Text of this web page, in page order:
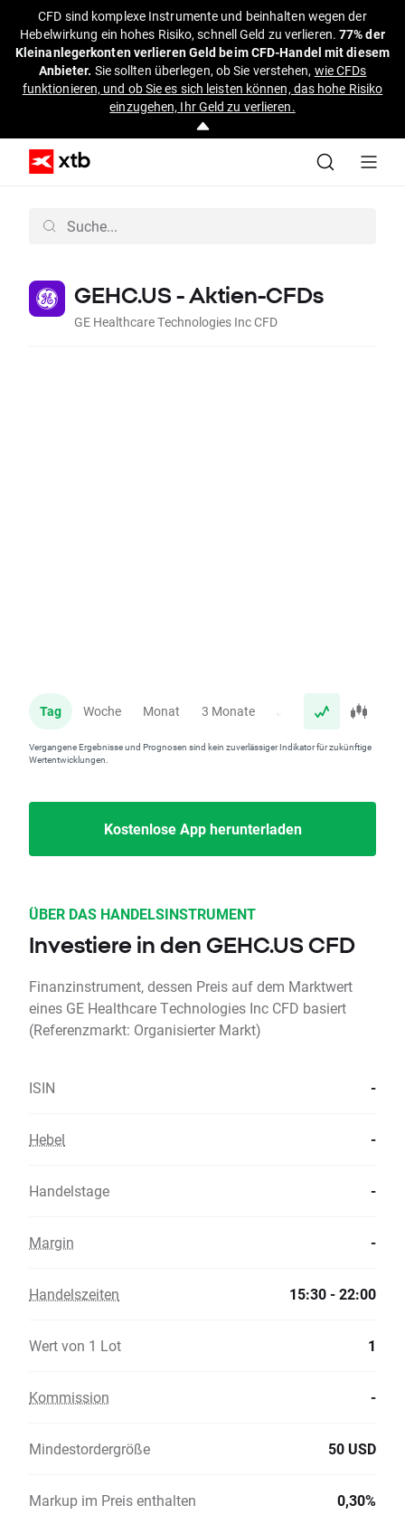
CFD sind komplexe Instrumente und beinhalten wegen der
Hebelwirkung ein hohes Risiko, schnell Geld zu verlieren.77% der
Kleinanlegerkonten verlieren Geld beim CFD-Handel mit diesem
Anbieter. Sie sollten überlegen, ob Sie verstehen, wie CFDs
funktionieren, und ob Sie es sich leisten können, das hohe Risiko
einzugehen, Ihr Geld zu verlieren.
GEHC.US - Aktien-CFDs
GE Healthcare Technologies Inc CFD
Tag Woche Monat 3 Monate Jahr
Vergangene Ergebnisse und Prognosen sind kein zuverlässiger Indikator für zukünftige
Wertentwicklungen.
Kostenlose App herunterladen
ÜBER DAS HANDELSINSTRUMENT
Investiere in den GEHC.US CFD
Finanzinstrument, dessen Preis auf dem Marktwert
eines GE Healthcare Technologies Inc CFD basiert
(Referenzmarkt: Organisierter Markt)
ISIN -
Hebel -
Handelstage -
Margin -
Handelszeiten 15:30 - 22:00
Wert von 1 Lot 1
Kommission -
Mindestordergröße 50 USD
Markup im Preis enthalten 0,30%